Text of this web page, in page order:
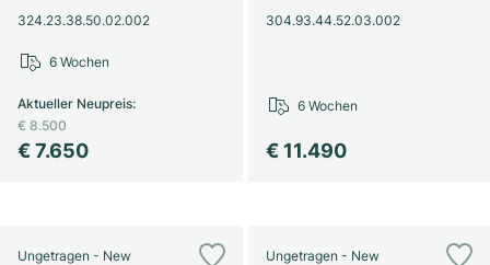
324.23.38.50.02.002
€ 7.650
Aktueller Neupreis:
€ 8.500
6 Wochen
304.93.44.52.03.002
€ 11.490
6 Wochen
Ungetragen - New Ungetragen - New